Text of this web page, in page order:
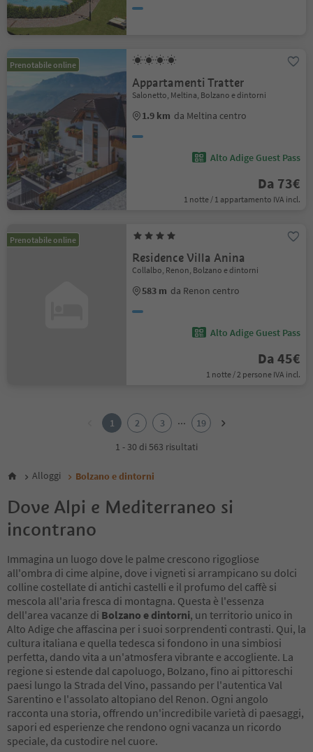
Prenotabile online
Appartamenti Tratter
Salonetto, Meltina, Bolzano e dintorni
1.9 km da Meltina centro
Alto Adige Guest Pass
Da 73€
1 notte / 1 appartamento IVA incl.
Prenotabile online
Residence Villa Anina
Collalbo, Renon, Bolzano e dintorni
583 m da Renon centro
Alto Adige Guest Pass
Da 45€
1 notte / 2 persone IVA incl.
6
8
9
10
12
13
14
15
16
17
18
19
1 2 3 ...
19
1 - 30 di 563 risultati
Alloggi Bolzano e dintorni
Dove Alpi e Mediterraneo si
incontrano
Immagina un luogo dove le palme crescono rigogliose
all'ombra di cime alpine, dove i vigneti si arrampicano su dolci
colline costellate di antichi castelli e il profumo del caffè si
mescola all'aria fresca di montagna. Questa è l'essenza
dell'area vacanze di Bolzano e dintorni, un territorio unico in
Alto Adige che affascina per i suoi sorprendenti contrasti. Qui, la
cultura italiana e quella tedesca si fondono in una simbiosi
perfetta, dando vita a un'atmosfera vibrante e accogliente. La
regione si estende dal capoluogo, Bolzano, fino ai pittoreschi
paesi lungo la Strada del Vino, passando per l'autentica Val
Sarentino e l'assolato altopiano del Renon. Ogni angolo
racconta una storia, offrendo un'incredibile varietà di paesaggi,
sapori ed esperienze che rendono ogni vacanza un ricordo
speciale, da custodire nel cuore.